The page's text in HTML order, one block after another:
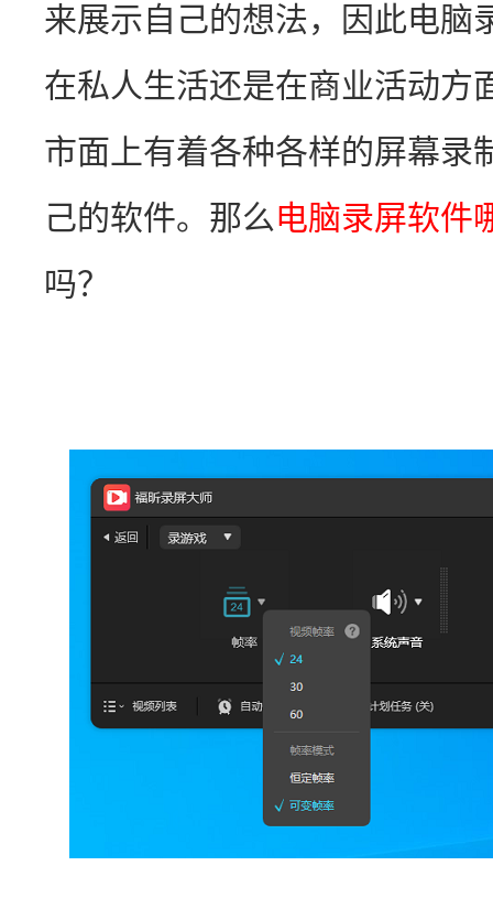
来展示自己的想法，因此电脑
在私人生活还是在商业活动方
市面上有着各种各样的屏幕录
己的软件。那么电脑录屏软件
吗？